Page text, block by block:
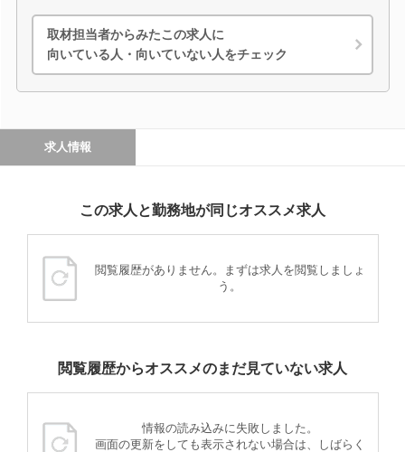
取材担当者からみたこの求人に
向いている人・向いていない人をチェック
求人情報
この求人と勤務地が同じオススメ求人
閲覧履歴がありません。まずは求人を閲覧しましょ
う。
閲覧履歴からオススメのまだ見ていない求人
情報の読み込みに失敗しました。
画面の更新をしても表示されない場合は、しばらく